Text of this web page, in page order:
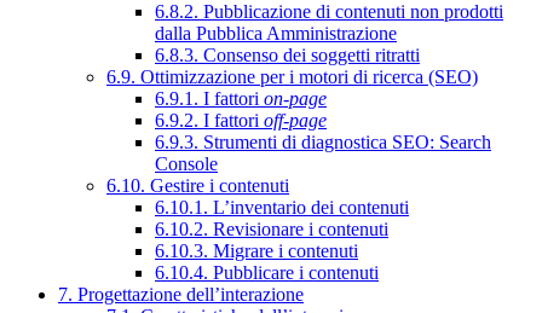
6.8.2. Pubblicazione di contenuti non prodotti
dalla Pubblica Amministrazione
6.8.3. Consenso dei soggetti ritratti
6.9. Ottimizzazione per i motori di ricerca (SEO)
6.9.1. I fattori on-page
6.9.2. I fattori off-page
6.9.3. Strumenti di diagnostica SEO: Search
Console
6.10. Gestire i contenuti
6.10.1. L’inventario dei contenuti
6.10.2. Revisionare i contenuti
6.10.3. Migrare i contenuti
6.10.4. Pubblicare i contenuti
7. Progettazione dell’interazione